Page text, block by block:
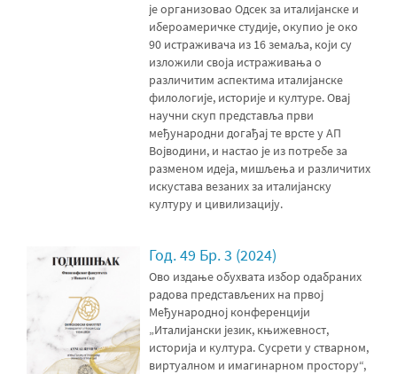
је организовао Одсек за италијанске и
ибероамеричке студије, окупио је око
90 истраживача из 16 земаља, који су
изложили своја истраживања о
различитим аспектима италијанске
филологије, историје и културе. Овај
научни скуп представља први
међународни догађај те врсте у АП
Војводини, и настао је из потребе за
разменом идеја, мишљења и различитих
искустава везаних за италијанску
културу и цивилизацију.
Год. 49 Бр. 3 (2024)
Ово издање обухвата избор одабраних
радова представљених на првој
Међународној конференцији
„Италијански језик, књижевност,
историја и култура. Сусрети у стварном,
виртуалном и имагинарном простору“,